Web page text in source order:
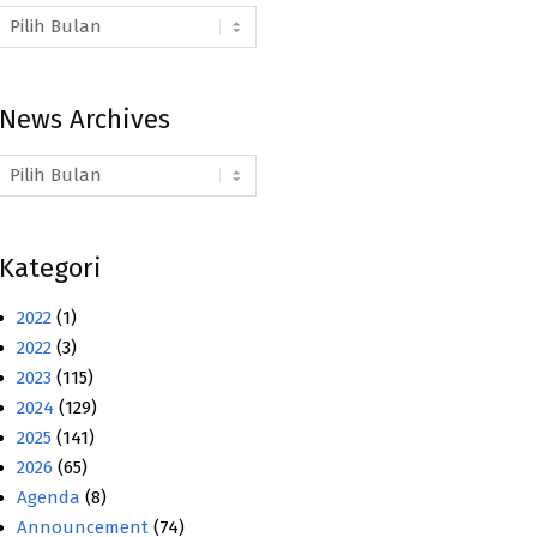
Arsip
Berita
News Archives
News
Archives
Kategori
2022 (1)
2022 (3)
2023 (115)
2024 (129)
2025 (141)
2026 (65)
Agenda (8)
Announcement (74)